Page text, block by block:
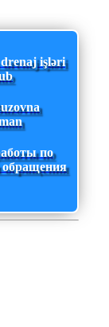
işləri
по
обращения